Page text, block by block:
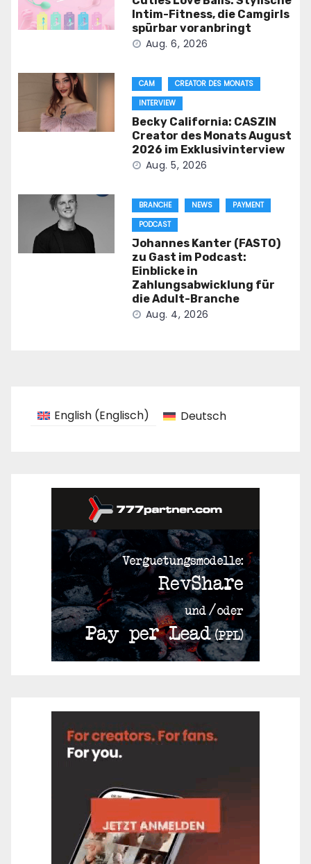
Intim-Fitness, die Camgirls
spürbar voranbringt
Aug. 6, 2026
CAM
CREATOR DES MONATS
INTERVIEW
Becky California: CASZIN
Creator des Monats August
2026 im Exklusivinterview
Aug. 5, 2026
BRANCHE NEWS
PAYMENT
PODCAST
Johannes Kanter (FASTO)
zu Gast im Podcast:
Einblicke in
Zahlungsabwicklung für
die Adult-Branche
Aug. 4, 2026
English (Englisch) Deutsch